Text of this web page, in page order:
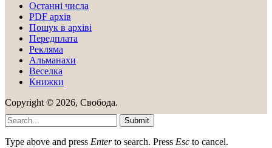
Останні числа
PDF архів
Пошук в архіві
Передплата
Рекляма
Альманахи
Веселка
Книжки
Copyright © 2026, Свобода.
Submit
Type above and press Enterto search. Press Esc to cancel.